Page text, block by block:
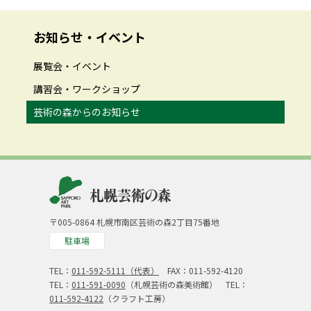
お知らせ・イベント
展覧会・イベント
講習会・ワークショップ
芸術の森からのお知らせ
〒005-0864 札幌市南区芸術の森2丁目75番地
駐車場
TEL： 011-592-5111（代表）
FAX：011-592-4120
TEL： 011-591-0090 （札幌芸術の森美術館） TEL：
011-592-4122 （クラフト工房）